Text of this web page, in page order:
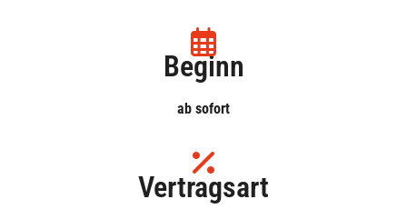
Beginn
ab sofort
Vertragsart